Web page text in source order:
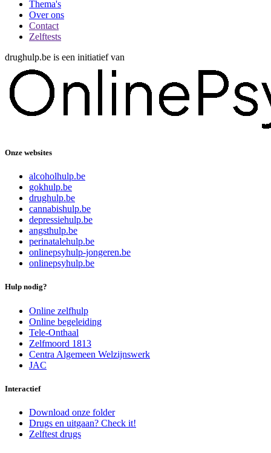
Thema's
Over ons
Contact
Zelftests
drughulp.be is een initiatief van
Onze websites
alcoholhulp.be
gokhulp.be
drughulp.be
cannabishulp.be
depressiehulp.be
angsthulp.be
perinatalehulp.be
onlinepsyhulp-jongeren.be
onlinepsyhulp.be
Hulp nodig?
Online zelfhulp
Online begeleiding
Tele-Onthaal
Zelfmoord 1813
Centra Algemeen Welzijnswerk
JAC
Interactief
Download onze folder
Drugs en uitgaan? Check it!
Zelftest drugs